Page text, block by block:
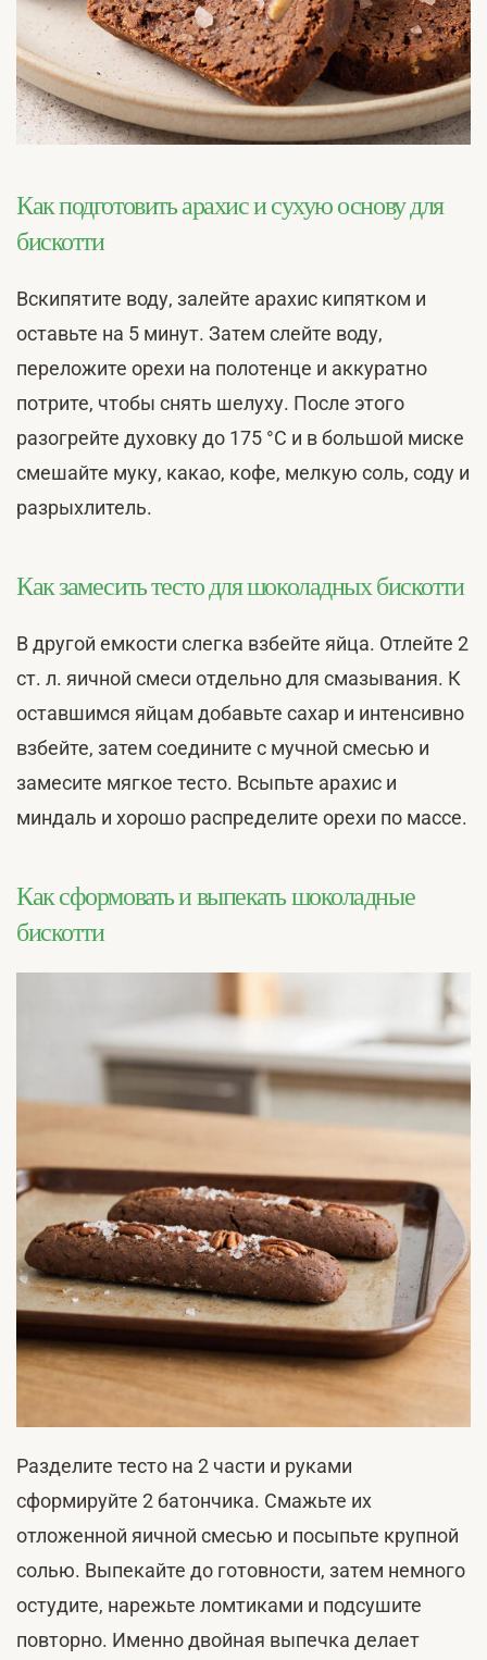
Как подготовить арахис и сухую основу для
бискотти
Вскипятите воду, залейте арахис кипятком и
оставьте на 5 минут. Затем слейте воду,
переложите орехи на полотенце и аккуратно
потрите, чтобы снять шелуху. После этого
разогрейте духовку до 175 °С и в большой миске
смешайте муку, какао, кофе, мелкую соль, соду и
разрыхлитель.
Как замесить тесто для шоколадных бискотти
В другой емкости слегка взбейте яйца. Отлейте 2
ст. л. яичной смеси отдельно для смазывания. К
оставшимся яйцам добавьте сахар и интенсивно
взбейте, затем соедините с мучной смесью и
замесите мягкое тесто. Всыпьте арахис и
миндаль и хорошо распределите орехи по массе.
Как сформовать и выпекать шоколадные
бискотти
Разделите тесто на 2 части и руками
сформируйте 2 батончика. Смажьте их
отложенной яичной смесью и посыпьте крупной
солью. Выпекайте до готовности, затем немного
остудите, нарежьте ломтиками и подсушите
повторно. Именно двойная выпечка делает